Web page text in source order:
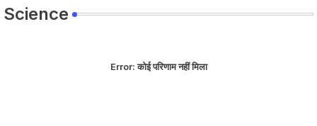
Science
Error:कोई परिणाम नहीं मिला